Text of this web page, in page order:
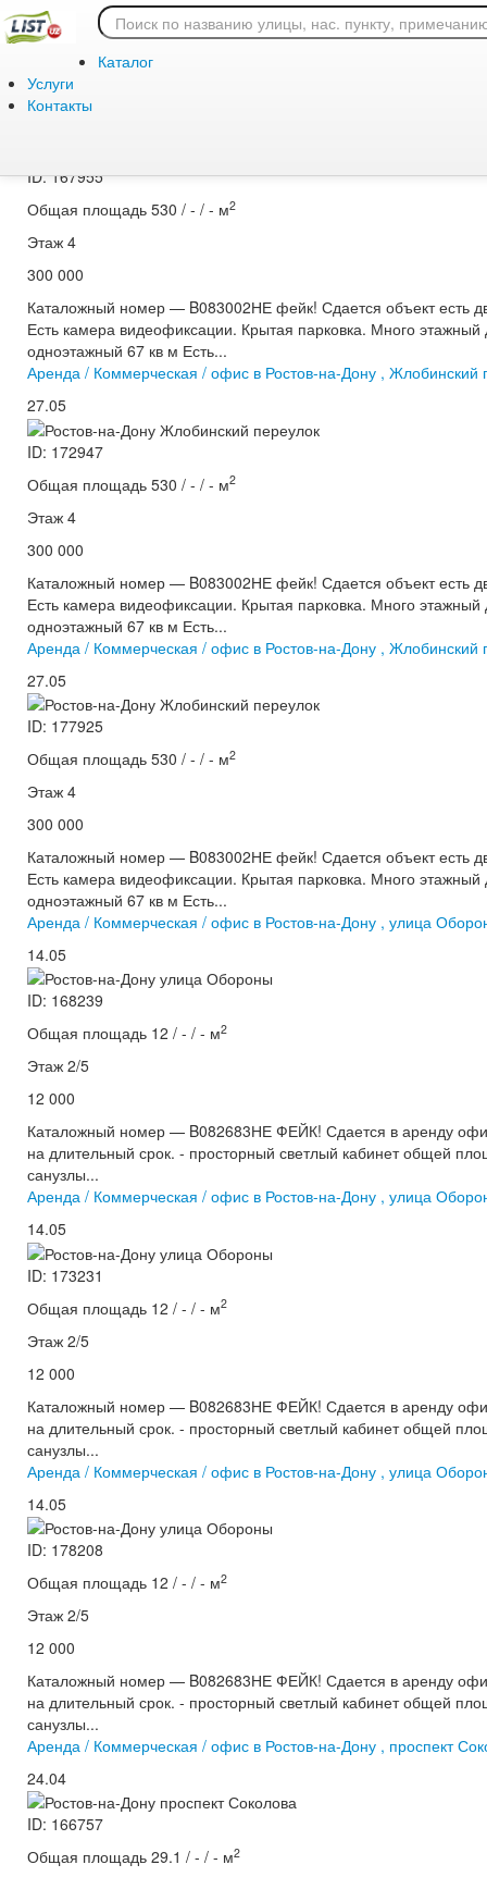
Каталог
Услуги
Контакты
Главная Аренда/Коммерческая/офис
Купить или снять
Аренда / Коммерческая / офис в Ростов-на-Дону , Жлобинский
ID: 167955
Общая площадь 530 / - / - м2
Этаж 4
300 000
Каталожный номер — B083002НЕ фейк! Сдается объект есть
Есть камера видеофиксации. Крытая парковка. Много
одноэтажный 67 кв м Есть...
Аренда / Коммерческая / офис в Ростов-на-Дону , Жлобинский
27.05
ID: 172947
Общая площадь 530 / - / - м2
Этаж 4
300 000
Каталожный номер — B083002НЕ фейк! Сдается объект есть
Есть камера видеофиксации. Крытая парковка. Много
одноэтажный 67 кв м Есть...
Аренда / Коммерческая / офис в Ростов-на-Дону , Жлобинский
27.05
ID: 177925
Общая площадь 530 / - / - м2
Этаж 4
300 000
Каталожный номер — B083002НЕ фейк! Сдается объект есть
Есть камера видеофиксации. Крытая парковка. Много
одноэтажный 67 кв м Есть...
Аренда / Коммерческая / офис в Ростов-на-Дону , улица
14.05
ID: 168239
Общая площадь 12 / - / - м2
Этаж 2/5
12 000
Каталожный номер — B082683НЕ ФЕЙК! Сдается в аренду
на длительный срок. - просторный светлый кабинет общей
санузлы...
Аренда / Коммерческая / офис в Ростов-на-Дону , улица
14.05
ID: 173231
Общая площадь 12 / - / - м2
Этаж 2/5
12 000
Каталожный номер — B082683НЕ ФЕЙК! Сдается в аренду
на длительный срок. - просторный светлый кабинет общей
санузлы...
Аренда / Коммерческая / офис в Ростов-на-Дону , улица
14.05
ID: 178208
Общая площадь 12 / - / - м2
Этаж 2/5
12 000
Каталожный номер — B082683НЕ ФЕЙК! Сдается в аренду
на длительный срок. - просторный светлый кабинет общей
санузлы...
Аренда / Коммерческая / офис в Ростов-на-Дону , проспект
24.04
ID: 166757
Общая площадь 29.1 / - / - м2